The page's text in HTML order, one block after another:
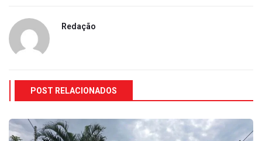
Redação
POST RELACIONADOS